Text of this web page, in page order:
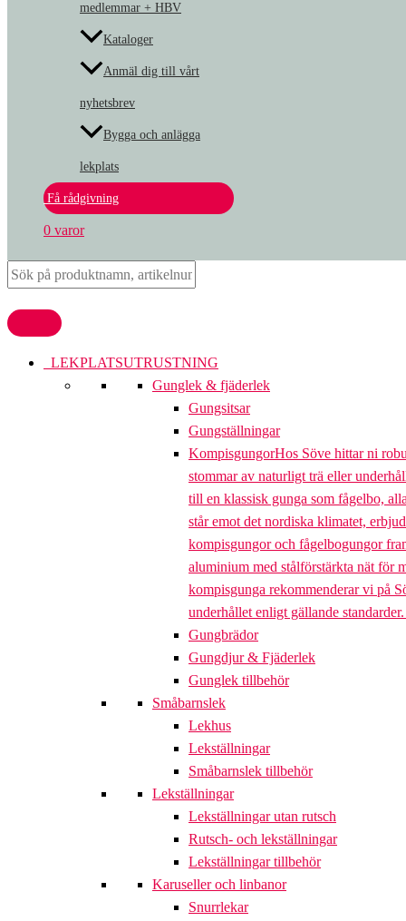
medlemmar + HBV
Kataloger
Anmäl dig till vårt
nyhetsbrev
Bygga och anlägga
lekplats
Få rådgivning
0 varor
LEKPLATSUTRUSTNING
Gunglek & fjäderlek
Gungsitsar
Gungställningar
KompisgungorHos Söve hittar ni
stommar av naturligt trä eller
till en klassisk gunga som fågelbo,
står emot det nordiska klimatet,
kompisgungor och fågelbogungor
aluminium med stålförstärkta nät för
kompisgunga rekommenderar vi på
underhållet enligt gällande
Gungbrädor
Gungdjur & Fjäderlek
Gunglek tillbehör
Småbarnslek
Lekhus
Lekställningar
Småbarnslek tillbehör
Lekställningar
Lekställningar utan rutsch
Rutsch- och lekställningar
Lekställningar tillbehör
Karuseller och linbanor
Snurrlekar